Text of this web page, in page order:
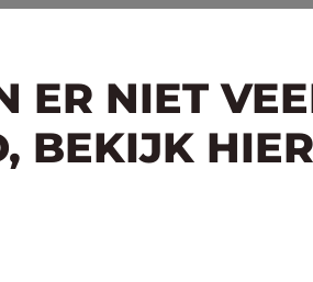
ER NIET
BEKIJK